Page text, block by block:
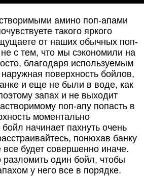
амино поп-апами
такого яркого
от наших обычных поп-
с тем, что мы сэкономили на
благодаря используемым
поверхность бойлов,
и еще не были в воде, как
запах и не выходит
поп-апу попасть в
моментально
начинает пахнуть очень
понюхав банку
все будет совершенно иначе.
разломить один бойл, чтобы
у него все в порядке.